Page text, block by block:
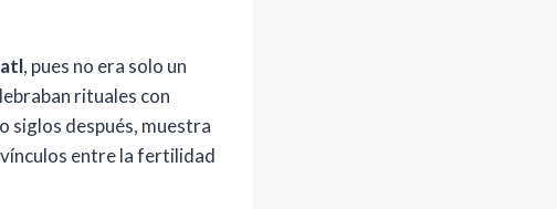
, pues no era solo un
rituales con
siglos después, muestra
entre la fertilidad